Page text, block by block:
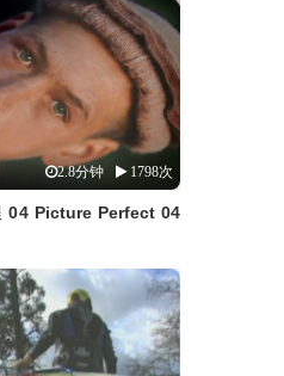
2.8分钟 1798次
04 Picture Perfect 04